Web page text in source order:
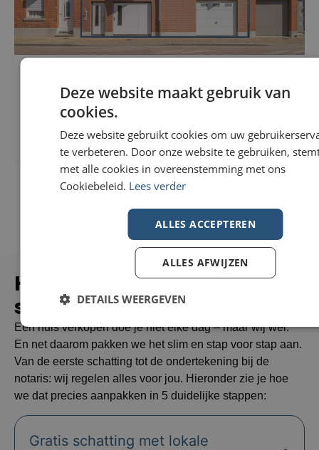
€229.000
Nieuwstraat 82
8560 Wevelgem
307m²
Hoe zorgen wij voor een
succesvolleverkoop?
Een huis verkopen doe je niet elke dag – maar wij wel.
En net daarom pakken we het slim en stap voor stap aan.
Van de eerste schatting tot de ondertekening bij de
notaris: wij regelen alles voor jou. Hieronder zie je hoe
we dat precies aanpakken in 5 duidelijke stappen:
Gratis schatting met lokale
Deze website maakt gebruik van
cookies.
Deze website gebruikt cookies om uw
te verbeteren. Door onze website te gebruiken,
met alle cookies in overeenstemming met ons
Cookiebeleid. Lees verder
ALLES ACCEPTEREN
ALLES AFWIJZEN
DETAILS WEERGEVEN